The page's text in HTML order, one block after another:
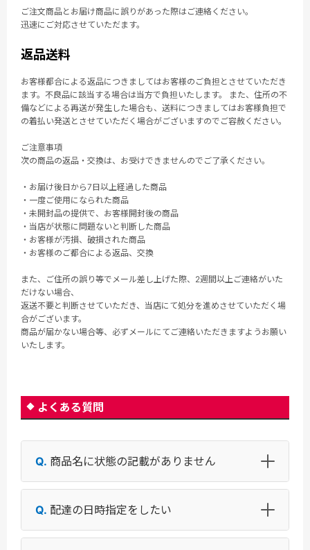
ご注文商品とお届け商品に誤りがあった際はご連絡ください。
迅速にご対応させていただます。
返品送料
お客様都合による返品につきましてはお客様のご負担とさせていただき
ます。不良品に該当する場合は当方で負担いたします。 また、住所の不
備などによる再送が発生した場合も、送料につきましてはお客様負担で
の着払い発送とさせていただく場合がございますのでご容赦ください。
ご注意事項
次の商品の返品・交換は、お受けできませんのでご了承ください。
・お届け後日から7日以上経過した商品
・一度ご使用になられた商品
・未開封品の提供で、お客様開封後の商品
・当店が状態に問題ないと判断した商品
・お客様が汚損、破損された商品
・お客様のご都合による返品、交換
また、ご住所の誤り等でメール差し上げた際、2週間以上ご連絡がいた
だけない場合、
返送不要と判断させていただき、当店にて処分を進めさせていただく場
合がございます。
商品が届かない場合等、必ずメールにてご連絡いただきますようお願い
いたします。
よくある質問
商品名に状態の記載がありません
配達の日時指定をしたい